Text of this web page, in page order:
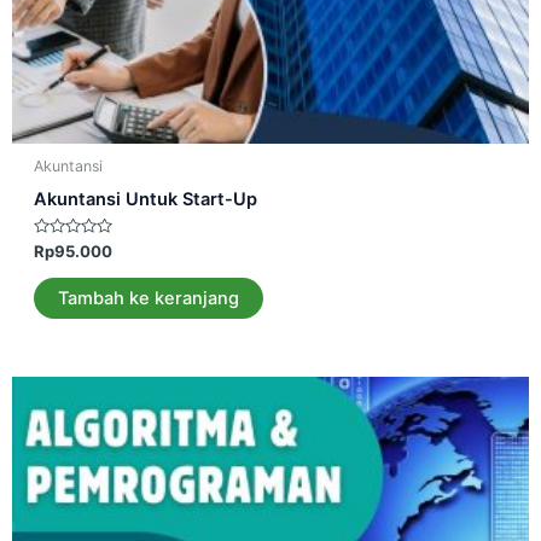
Akuntansi
Akuntansi Untuk Start-Up
Dinilai
0
dari
5
Rp95.000
Tambah ke keranjang